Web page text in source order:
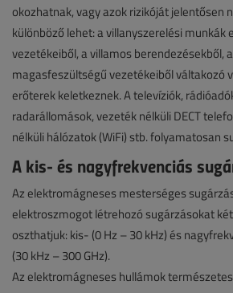
okozhatnak, vagy azok rizikóját jelentősen
különböző lehet: a villanyszerelési munkák
vezetékeiből, a villamos berendezésekből,
magasfeszültségű vezetékeiből váltakozó
erőterek keletkeznek. A televíziók,
radarállomások, vezeték nélküli DECT
nélküli hálózatok (WiFi) stb. folyamatosan
A kis- és nagyfrekvenciás
Az elektromágneses mesterséges
elektroszmogot létrehozó sugárzásokat
oszthatjuk: kis- (0 Hz – 30 kHz) és
(30 kHz – 300 GHz).
Az elektromágneses hullámok